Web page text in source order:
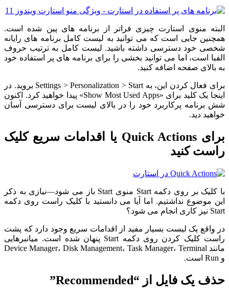
البته منوی استارت چیزی فراتر از برنامه های پین شده است.
همچنین جایی است که می توانید به لیست کامل برنامه های رایانه
شخصی خود دسترسی داشته باشید. لیست کامل به ترتیب حروف
الفبا است، اما می توانید بخشی را برای برنامه های پر استفاده خود
به بالای صفحه اضافه کنید.
برای فعال کردن این، به Settings > Personalization > Start بروید. در
اینجا یک کلید برای «Show Most Used Apps» پیدا خواهید کرد. اکنون
شش برنامه پرکاربرد خود را در بالای لیست برای دسترسی آسان
خواهید دید.
برای Quick Actions یا اقدامات سریع کلیک
راست کنید
با کلیک بر روی دکمه Start منوی Start باز می شود—نیازی به ذکر
این موضوع نداشتیم. اما آیا می دانستید با کلیک راست روی دکمه
Start نیز کاری انجام می شود؟
در واقع یک لیست بسیار مفید از اقدامات سریع وجود دارد که پشت
راست کلیک کردن روی دکمه Start پنهان شده است. میانبرهایی
مانند Device Manager، Disk Management، Task Manager، Terminal
و Run است.
حذف یک فایل از “Recommended”